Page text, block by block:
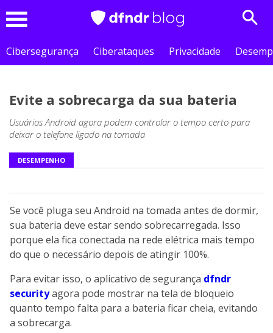
Cibersegurança
Ciberataques Privacidade
Evite a sobrecarga da sua bateria
Usuários Android agora podem controlar o tempo certo para
deixar o telefone ligado na tomada
DESEMPENHO
Se você pluga seu Android na tomada antes de dormir,
sua bateria deve estar sendo sobrecarregada. Isso
porque ela fica conectada na rede elétrica mais tempo
do que o necessário depois de atingir 100%.
Para evitar isso, o aplicativo de segurança dfndr
securityagora pode mostrar na tela de bloqueio
quanto tempo falta para a bateria ficar cheia, evitando
a sobrecarga.